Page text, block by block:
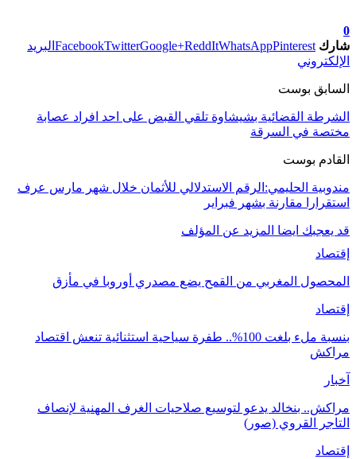
0
شارك
FacebookTwitterGoogle+ReddItWhatsAppPinterest
البريد
الإلكتروني
السابق بوست
الشرطة القضائية بشيشاوة تلقي القبض على احد افراد عصابة
مختصة في السرقة
القادم بوست
مندوبية الحليمي:الرقم الاستدلالي للأثمان خلال شهر مارس عرف
استقرارا مقارنة بشهر فبراير
قد يعجبك ايضا المزيد عن المؤلف
إقتصاد
المحصول المغربي من القمح يضع مصدري أوروبا في مأزق
إقتصاد
بنسبة ملء بلغت 100%.. طفرة سياحية استثنائية تنعش اقتصاد
مراكش
آخبار
مراكش.. بنخالد يدعو لتوسيع صلاحيات الغرف المهنية لإنصاف
التاجر القروي (صور)
إقتصاد